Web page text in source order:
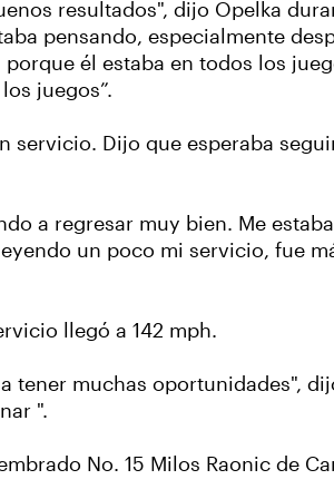
resultados", dijo Opelka
pensando, especialmente
él estaba en todos los
juegos”.
servicio. Dijo que esperaba
a regresar muy bien. Me
un poco mi servicio, fue
llegó a 142 mph.
tener muchas oportunidades",
".
No. 15 Milos Raonic de